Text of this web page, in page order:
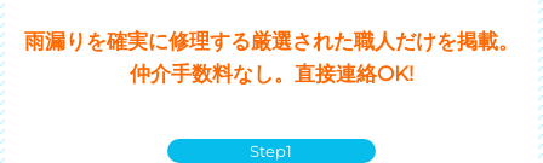
雨漏りを確実に修理する厳選された職人だけを掲載。
仲介手数料なし。直接連絡OK!
Step1